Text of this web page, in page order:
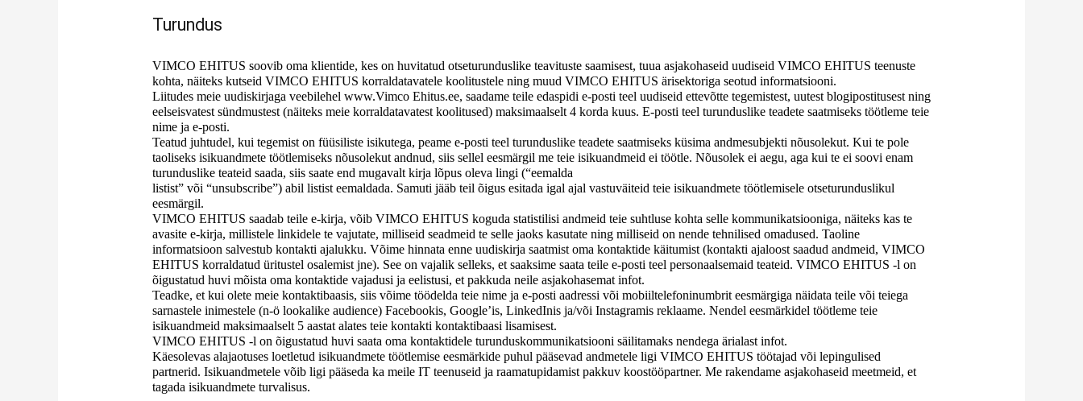
Turundus
VIMCO EHITUS soovib oma klientide, kes on huvitatud otseturunduslike teavituste saamisest, tuua asjakohaseid uudiseid VIMCO EHITUS teenuste
kohta, näiteks kutseid VIMCO EHITUS korraldatavatele koolitustele ning muud VIMCO EHITUS ärisektoriga seotud informatsiooni.
Liitudes meie uudiskirjaga veebilehel www.Vimco Ehitus.ee, saadame teile edaspidi e-posti teel uudiseid ettevõtte tegemistest, uutest blogipostitusest ning
eelseisvatest sündmustest (näiteks meie korraldatavatest koolitused) maksimaalselt 4 korda kuus. E-posti teel turunduslike teadete saatmiseks töötleme teie
nime ja e-posti.
Teatud juhtudel, kui tegemist on füüsiliste isikutega, peame e-posti teel turunduslike teadete saatmiseks küsima andmesubjekti nõusolekut. Kui te pole
taoliseks isikuandmete töötlemiseks nõusolekut andnud, siis sellel eesmärgil me teie isikuandmeid ei töötle. Nõusolek ei aegu, aga kui te ei soovi enam
turunduslike teateid saada, siis saate end mugavalt kirja lõpus oleva lingi (“eemalda
listist” või “unsubscribe”) abil listist eemaldada. Samuti jääb teil õigus esitada igal ajal vastuväiteid teie isikuandmete töötlemisele otseturunduslikul
eesmärgil.
VIMCO EHITUS saadab teile e-kirja, võib VIMCO EHITUS koguda statistilisi andmeid teie suhtluse kohta selle kommunikatsiooniga, näiteks kas te
avasite e-kirja, millistele linkidele te vajutate, milliseid seadmeid te selle jaoks kasutate ning milliseid on nende tehnilised omadused. Taoline
informatsioon salvestub kontakti ajalukku. Võime hinnata enne uudiskirja saatmist oma kontaktide käitumist (kontakti ajaloost saadud andmeid, VIMCO
EHITUS korraldatud üritustel osalemist jne). See on vajalik selleks, et saaksime saata teile e-posti teel personaalsemaid teateid. VIMCO EHITUS -l on
õigustatud huvi mõista oma kontaktide vajadusi ja eelistusi, et pakkuda neile asjakohasemat infot.
Teadke, et kui olete meie kontaktibaasis, siis võime töödelda teie nime ja e-posti aadressi või mobiiltelefoninumbrit eesmärgiga näidata teile või teiega
sarnastele inimestele (n-ö lookalike audience) Facebookis, Google’is, LinkedInis ja/või Instagramis reklaame. Nendel eesmärkidel töötleme teie
isikuandmeid maksimaalselt 5 aastat alates teie kontakti kontaktibaasi lisamisest.
VIMCO EHITUS -l on õigustatud huvi saata oma kontaktidele turunduskommunikatsiooni säilitamaks nendega ärialast infot.
Käesolevas alajaotuses loetletud isikuandmete töötlemise eesmärkide puhul pääsevad andmetele ligi VIMCO EHITUS töötajad või lepingulised
partnerid. Isikuandmetele võib ligi pääseda ka meile IT teenuseid ja raamatupidamist pakkuv koostööpartner. Me rakendame asjakohaseid meetmeid, et
tagada isikuandmete turvalisus.